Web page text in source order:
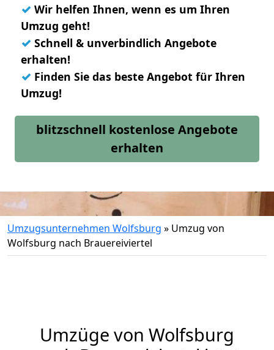
✓ Wir helfen Ihnen, wenn es um Ihren
Umzug geht!
✓ Schnell & unverbindlich Angebote
erhalten!
✓ Finden Sie das beste Angebot für Ihren
Umzug!
blitzschnell kostenlose Angebote
erhalten
Umzugsunternehmen Wolfsburg » Umzug von
Wolfsburg nach Brauereiviertel
Umzüge von Wolfsburg